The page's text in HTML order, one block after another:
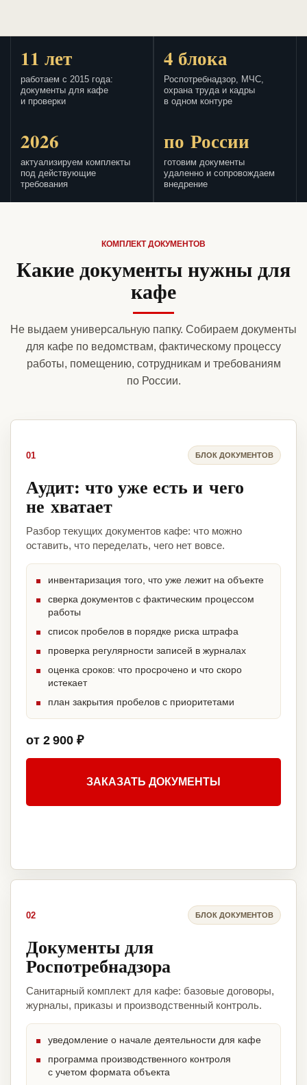
11 лет
работаем с 2015 года:
документы для кафе
и проверки
4 блока
Роспотребнадзор, МЧС,
охрана труда и кадры
в одном контуре
2026
актуализируем комплекты
под действующие
требования
по России
готовим документы
удаленно и сопровождаем
внедрение
КОМПЛЕКТ ДОКУМЕНТОВ
Какие документы нужны для
кафе
Не выдаем универсальную папку. Собираем документы
для кафе по ведомствам, фактическому процессу
работы, помещению, сотрудникам и требованиям
по России.
01 БЛОК ДОКУМЕНТОВ
Аудит: что уже есть и чего
не хватает
Разбор текущих документов кафе: что можно
оставить, что переделать, чего нет вовсе.
инвентаризация того, что уже лежит на объекте
сверка документов с фактическим процессом
работы
список пробелов в порядке риска штрафа
проверка регулярности записей в журналах
оценка сроков: что просрочено и что скоро
истекает
план закрытия пробелов с приоритетами
от 2 900 ₽
ЗАКАЗАТЬ ДОКУМЕНТЫ
02 БЛОК ДОКУМЕНТОВ
Документы для
Роспотребнадзора
Санитарный комплект для кафе: базовые договоры,
журналы, приказы и производственный контроль.
уведомление о начале деятельности для кафе
программа производственного контроля
с учетом формата объекта